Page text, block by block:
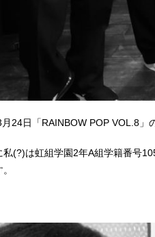
24日「RAINBOW POP VOL.8」
私(?)は虹組学園2年A組学籍番号